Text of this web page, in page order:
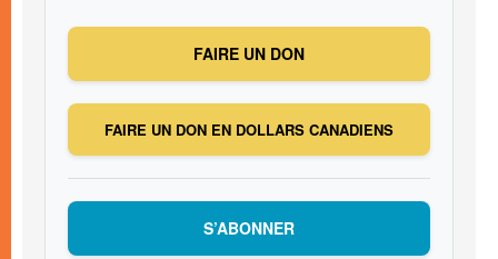
FAIRE UN DON
FAIRE UN DON EN DOLLARS CANADIENS
S’ABONNER